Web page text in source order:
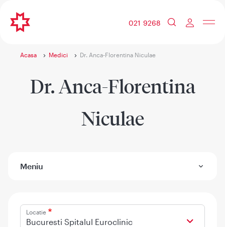
021 9268
Acasa Medici Dr. Anca-Florentina Niculae
Dr. Anca-Florentina
Niculae
Meniu
Locatie
Bucuresti Spitalul Euroclinic